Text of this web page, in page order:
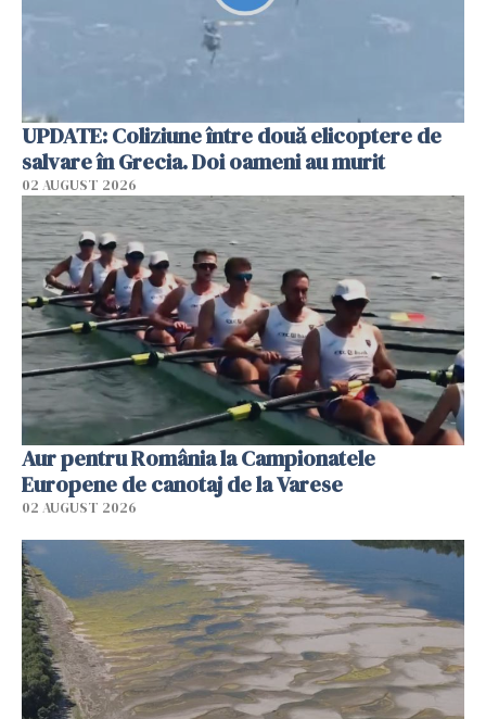
UPDATE: Coliziune între două elicoptere de
salvare în Grecia. Doi oameni au murit
02 AUGUST 2026
Aur pentru România la Campionatele
Europene de canotaj de la Varese
02 AUGUST 2026